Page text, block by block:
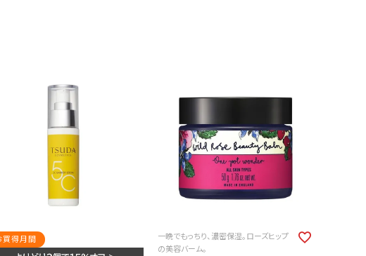
買得月間
一晩でもっちり、濃密保湿。ローズヒップ
の美容バーム。